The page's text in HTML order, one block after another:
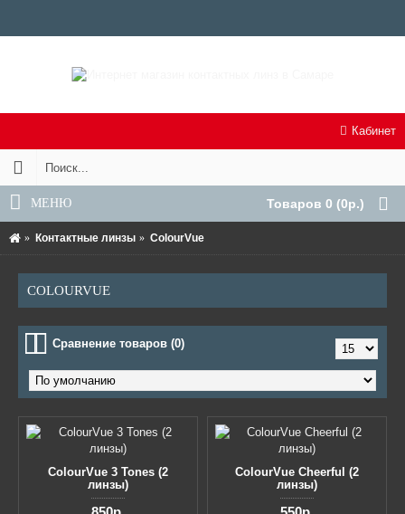
Товаров 0 (0р.)
Кабинет
МЕНЮ
Контактные линзы ColourVue
COLOURVUE
Сравнение товаров (0)
ColourVue 3 Tones (2
линзы)
ColourVue Cheerful (2
линзы)